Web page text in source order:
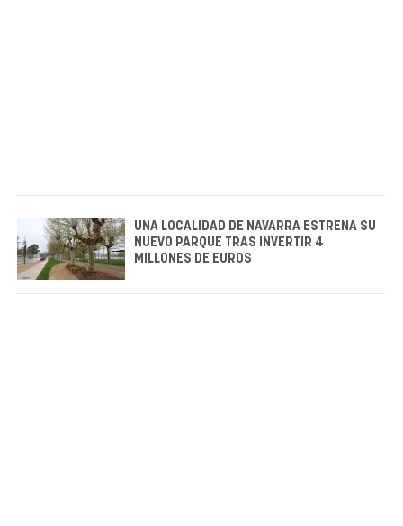
UNA LOCALIDAD DE NAVARRA ESTRENA SU
NUEVO PARQUE TRAS INVERTIR 4
MILLONES DE EUROS